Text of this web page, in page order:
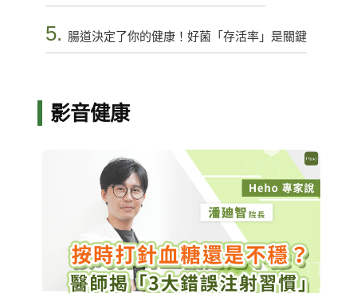
5. 腸道決定了你的健康！好菌「存活率」是關鍵
影音健康